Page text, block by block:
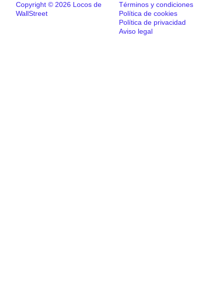
Copyright © 2026 Locos de
WallStreet
Términos y condiciones
Política de cookies
Política de privacidad
Aviso legal